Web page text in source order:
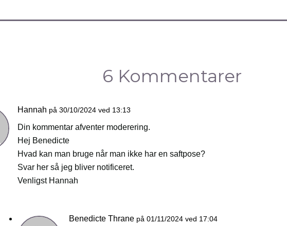
6 Kommentarer
Hannah på 30/10/2024 ved 13:13
Din kommentar afventer moderering.
Hej Benedicte
Hvad kan man bruge når man ikke har en saftpose?
Svar her så jeg bliver notificeret.
Venligst Hannah
Benedicte Thrane på 01/11/2024 ved 17:04